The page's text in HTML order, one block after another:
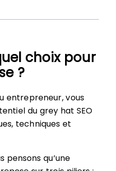
choix pour
?
entrepreneur, vous
du grey hat SEO
techniques et
pensons qu’une